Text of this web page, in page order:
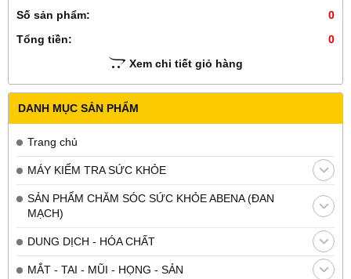
Số sản phẩm:
0
Tổng tiền:
0
Xem chi tiết giỏ hàng
DANH MỤC SẢN PHẨM
Trang chủ
MÁY KIỂM TRA SỨC KHỎE
SẢN PHẨM CHĂM SÓC SỨC KHỎE ABENA (ĐAN
MẠCH)
DUNG DỊCH - HÓA CHẤT
MẮT - TAI - MŨI - HỌNG - SẢN